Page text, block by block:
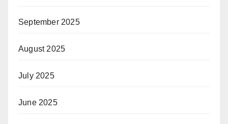
September 2025
August 2025
July 2025
June 2025